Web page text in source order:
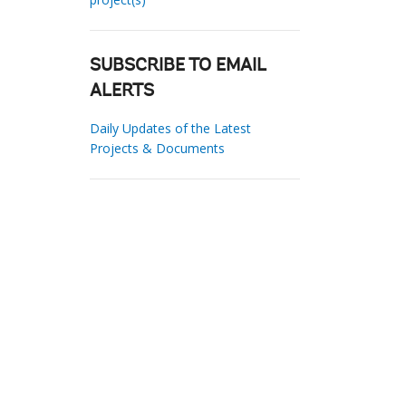
SUBSCRIBE TO EMAIL
ALERTS
Daily Updates of the Latest
Projects & Documents